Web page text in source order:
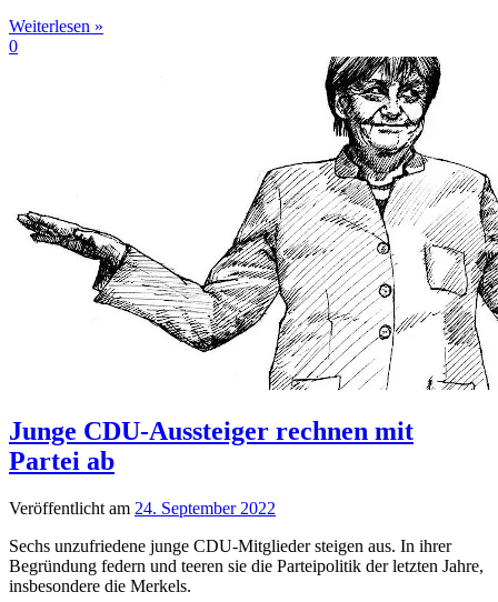
Weiterlesen »
0
Junge CDU-Aussteiger rechnen mit
Partei ab
Veröffentlicht am 24. September 2022
Sechs unzufriedene junge CDU-Mitglieder steigen aus. In ihrer
Begründung federn und teeren sie die Parteipolitik der letzten Jahre,
insbesondere die Merkels.